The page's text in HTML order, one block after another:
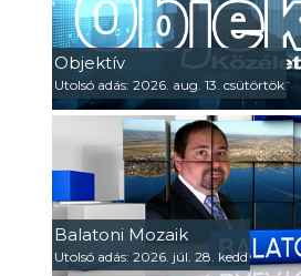
Objektív
Utolsó adás: 2026. aug. 13. csütörtök
Balatoni Mozaik
Utolsó adás: 2026. júl. 28. kedd